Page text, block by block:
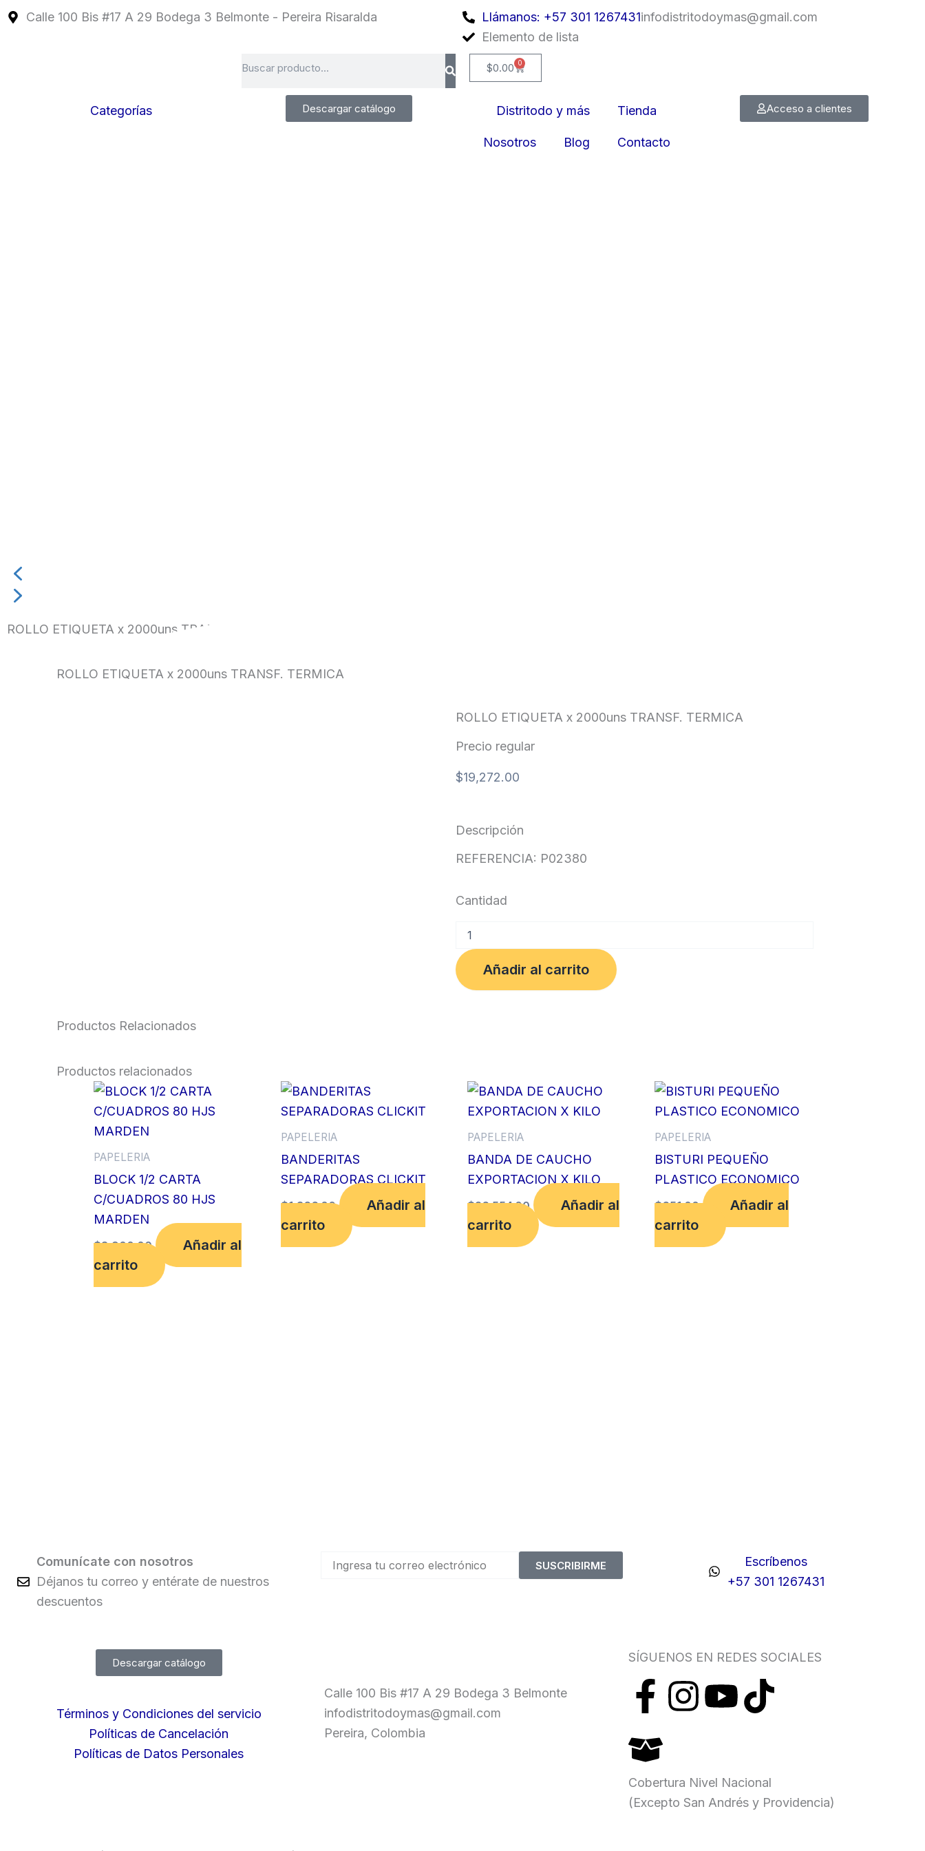
Calle 100 Bis #17 A 29 Bodega 3 Belmonte - Pereira Risaralda Llámanos: +57 301 1267431infodistritodoymas@gmail.com
Elemento de lista
$0.00 0
Cart
Categorías Descargar catálogo Distritodo y más Tienda
Nosotros Blog Contacto
Acceso a clientes
ROLLO ETIQUETA x 2000uns TRANSF. TERMICA
ROLLO ETIQUETA x 2000uns TRANSF. TERMICA
ROLLO ETIQUETA x 2000uns TRANSF. TERMICA
Precio regular
$19,272.00
Descripción
REFERENCIA: P02380
Cantidad
ETIQUETA
x
2000uns
TRANSF.
Añadir al carrito
Productos Relacionados
Productos relacionados
PAPELERIA
BLOCK 1/2 CARTA
C/CUADROS 80 HJS
MARDEN
$3,900.00
Añadir al
carrito
PAPELERIA
BANDERITAS
SEPARADORAS CLICKIT
$1,366.00
Añadir al
carrito
PAPELERIA
BANDA DE CAUCHO
EXPORTACION X KILO
$26,554.00
Añadir al
carrito
PAPELERIA
BISTURI PEQUEÑO
PLASTICO ECONOMICO
$651.00
Añadir al
carrito
Comunícate con nosotros
Déjanos tu correo y entérate de nuestros
descuentos
SUSCRIBIRME
Escríbenos
+57 301 1267431
Descargar catálogo
Términos y Condiciones del servicio
Políticas de Cancelación
Políticas de Datos Personales
Calle 100 Bis #17 A 29 Bodega 3 Belmonte
infodistritodoymas@gmail.com
Pereira, Colombia
SÍGUENOS EN REDES SOCIALES
F
a
c
e
I
t
Y
t
T
t
Cobertura Nivel Nacional
(Excepto San Andrés y Providencia)